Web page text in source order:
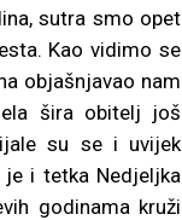
sutra smo opet
Kao vidimo se
objašnjavao nam
šira obitelj još
su se i uvijek
i tetka Nedjeljka
godinama kruži